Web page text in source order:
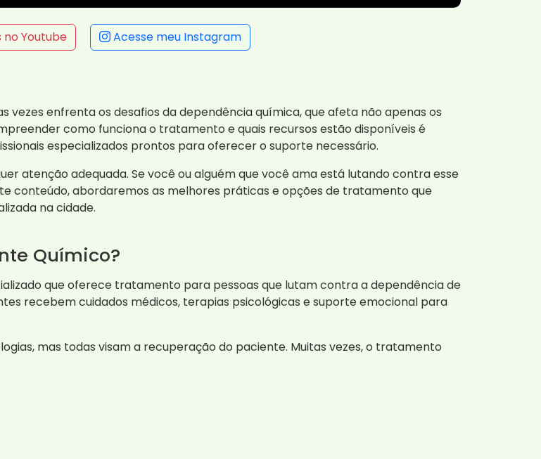
no Youtube Acesse meu Instagram
vezes enfrenta os desafios da dependência química, que afeta não apenas os
como funciona o tratamento e quais recursos estão disponíveis é
especializados prontos para oferecer o suporte necessário.
atenção adequada. Se você ou alguém que você ama está lutando contra esse
conteúdo, abordaremos as melhores práticas e opções de tratamento que
na cidade.
Químico?
que oferece tratamento para pessoas que lutam contra a dependência de
recebem cuidados médicos, terapias psicológicas e suporte emocional para
mas todas visam a recuperação do paciente. Muitas vezes, o tratamento